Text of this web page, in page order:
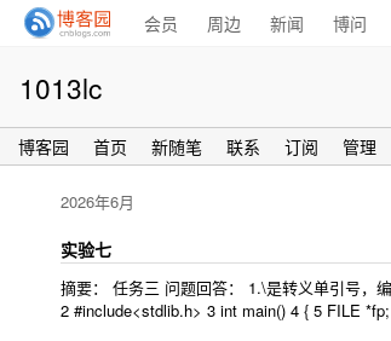
会员 周边 新闻 博问
1013lc
博客园 首页 新随笔 联系 订阅 管理
2026年6月
实验七
摘要： 任务三 问题回答： 1.\是转义单引号，
2 #include<stdlib.h> 3 int main() 4 { 5 FILE